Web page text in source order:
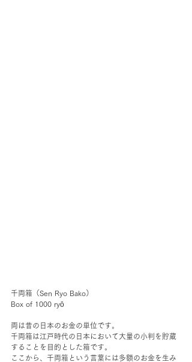
千両箱（Sen Ryo Bako）
Box of 1000 ryō
両は昔の日本のお金の単位です。
千両箱は江戸時代の日本において大量の小判を貯蔵
することを目的とした箱です。
ここから、千両箱という言葉には多額のお金を生み